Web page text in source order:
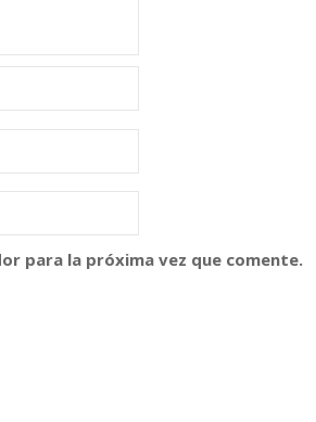
para la próxima vez que comente.